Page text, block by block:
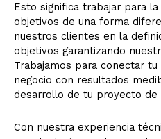
Esto significa trabajar para
objetivos de una forma
nuestros clientes en la
objetivos garantizando
Trabajamos para conectar
negocio con resultados
desarrollo de tu proyecto de
Con nuestra experiencia